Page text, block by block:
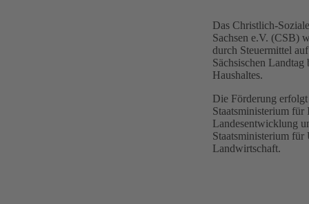
Das Christlich-
Sachsen e.V. (CSB)
durch Steuermittel
Sächsischen Landtag
Haushaltes.
Die Förderung erfolgt
Staatsministerium
Landesentwicklung
Staatsministerium
Landwirtschaft.